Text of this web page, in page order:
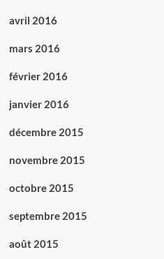
avril 2016
mars 2016
février 2016
janvier 2016
décembre 2015
novembre 2015
octobre 2015
septembre 2015
août 2015